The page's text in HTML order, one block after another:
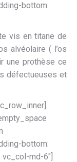
bottom:
vis en titane de
alvéolaire ( l’os
une prothèse ce
défectueuses et
bottom:
md-6″]